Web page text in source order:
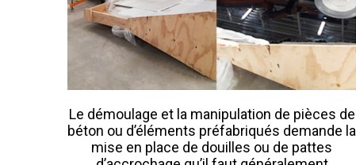
Le démoulage et la manipulation de pièces de
béton ou d’éléments préfabriqués demande la
mise en place de douilles ou de pattes